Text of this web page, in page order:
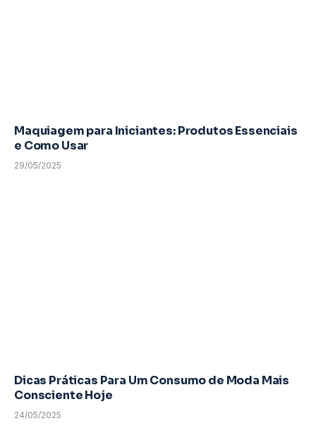
Maquiagem para Iniciantes: Produtos Essenciais
e Como Usar
29/05/2025
Dicas Práticas Para Um Consumo de Moda Mais
Consciente Hoje
24/05/2025